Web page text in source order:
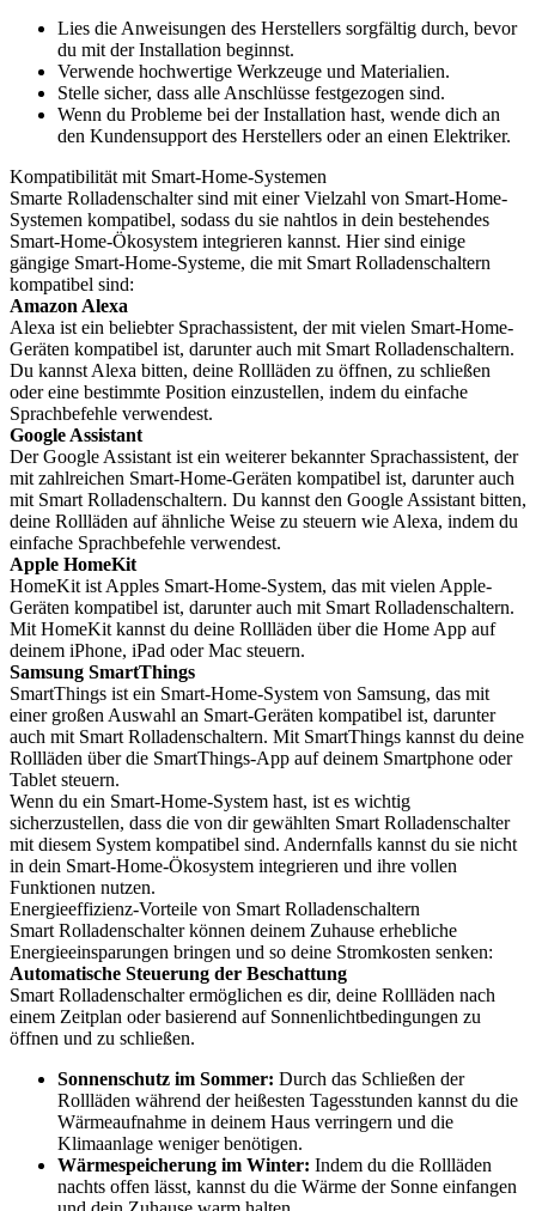
Lies die Anweisungen des Herstellers sorgfältig durch, bevor
du mit der Installation beginnst.
Verwende hochwertige Werkzeuge und Materialien.
Stelle sicher, dass alle Anschlüsse festgezogen sind.
Wenn du Probleme bei der Installation hast, wende dich an
den Kundensupport des Herstellers oder an einen Elektriker.
Kompatibilität mit Smart-Home-Systemen
Smarte Rolladenschalter sind mit einer Vielzahl von Smart-Home-
Systemen kompatibel, sodass du sie nahtlos in dein bestehendes
Smart-Home-Ökosystem integrieren kannst. Hier sind einige
gängige Smart-Home-Systeme, die mit Smart Rolladenschaltern
kompatibel sind:
Amazon Alexa
Alexa ist ein beliebter Sprachassistent, der mit vielen Smart-Home-
Geräten kompatibel ist, darunter auch mit Smart Rolladenschaltern.
Du kannst Alexa bitten, deine Rollläden zu öffnen, zu schließen
oder eine bestimmte Position einzustellen, indem du einfache
Sprachbefehle verwendest.
Google Assistant
Der Google Assistant ist ein weiterer bekannter Sprachassistent, der
mit zahlreichen Smart-Home-Geräten kompatibel ist, darunter auch
mit Smart Rolladenschaltern. Du kannst den Google Assistant bitten,
deine Rollläden auf ähnliche Weise zu steuern wie Alexa, indem du
einfache Sprachbefehle verwendest.
Apple HomeKit
HomeKit ist Apples Smart-Home-System, das mit vielen Apple-
Geräten kompatibel ist, darunter auch mit Smart Rolladenschaltern.
Mit HomeKit kannst du deine Rollläden über die Home App auf
deinem iPhone, iPad oder Mac steuern.
Samsung SmartThings
SmartThings ist ein Smart-Home-System von Samsung, das mit
einer großen Auswahl an Smart-Geräten kompatibel ist, darunter
auch mit Smart Rolladenschaltern. Mit SmartThings kannst du deine
Rollläden über die SmartThings-App auf deinem Smartphone oder
Tablet steuern.
Wenn du ein Smart-Home-System hast, ist es wichtig
sicherzustellen, dass die von dir gewählten Smart Rolladenschalter
mit diesem System kompatibel sind. Andernfalls kannst du sie nicht
in dein Smart-Home-Ökosystem integrieren und ihre vollen
Funktionen nutzen.
Energieeffizienz-Vorteile von Smart Rolladenschaltern
Smart Rolladenschalter können deinem Zuhause erhebliche
Energieeinsparungen bringen und so deine Stromkosten senken:
Automatische Steuerung der Beschattung
Smart Rolladenschalter ermöglichen es dir, deine Rollläden nach
einem Zeitplan oder basierend auf Sonnenlichtbedingungen zu
öffnen und zu schließen.
Sonnenschutz im Sommer: Durch das Schließen der
Rollläden während der heißesten Tagesstunden kannst du die
Wärmeaufnahme in deinem Haus verringern und die
Klimaanlage weniger benötigen.
Wärmespeicherung im Winter: Indem du die Rollläden
nachts offen lässt, kannst du die Wärme der Sonne einfangen